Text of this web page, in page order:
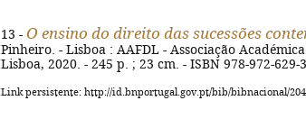
13 - O ensino do direito das sucessões
Pinheiro. - Lisboa : AAFDL - Associação
Lisboa, 2020. - 245 p. ; 23 cm. - ISBN 978-972-629-
Link persistente: http://id.bnportugal.gov.pt/bib/bibnacional/